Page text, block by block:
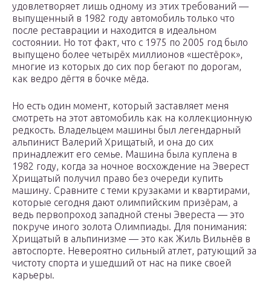
удовлетворяет лишь одному из этих требований —
выпущенный в 1982 году автомобиль только что
после реставрации и находится в идеальном
состоянии. Но тот факт, что с 1975 по 2005 год было
выпущено более четырёх миллионов «шестёрок»,
многие из которых до сих пор бегают по дорогам,
как ведро дёгтя в бочке мёда.
Но есть один момент, который заставляет меня
смотреть на этот автомобиль как на коллекционную
редкость. Владельцем машины был легендарный
альпинист Валерий Хрищатый, и она до сих
принадлежит его семье. Машина была куплена в
1982 году, когда за ночное восхождение на Эверест
Хрищатый получил право без очереди купить
машину. Сравните с теми крузаками и квартирами,
которые сегодня дают олимпийским призёрам, а
ведь первопроход западной стены Эвереста — это
покруче иного золота Олимпиады. Для понимания:
Хрищатый в альпинизме — это как Жиль Вильнёв в
автоспорте. Невероятно сильный атлет, ратующий за
чистоту спорта и ушедший от нас на пике своей
карьеры.